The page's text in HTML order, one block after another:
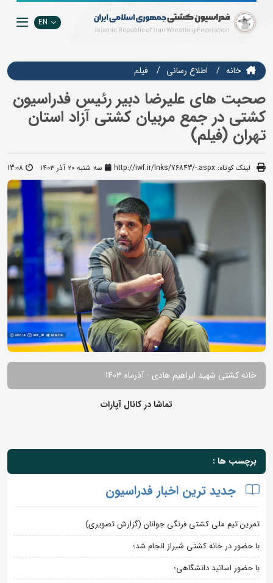
EN
خانه اطلاع رسانی فيلم
صحبت های علیرضا دبیر رئیس فدراسیون
کشتی در جمع مربیان کشتی آزاد استان
تهران (فیلم)
لینک کوتاه: http://iwf.ir/lnks/76843/-.aspx سه شنبه ۲۰ آذر ۱۴۰۳ 13:08
خانه کشتی شهید ابراهیم هادی - آذرماه 1403
تماشا در کانال آپارات
برچسب ها :
جدید ترین اخبار فدراسیون
تمرین تیم ملی کشتی فرنگی جوانان (گزارش تصویری)
با حضور در خانه کشتی شیراز انجام شد؛
با حضور اساتید دانشگاهی؛